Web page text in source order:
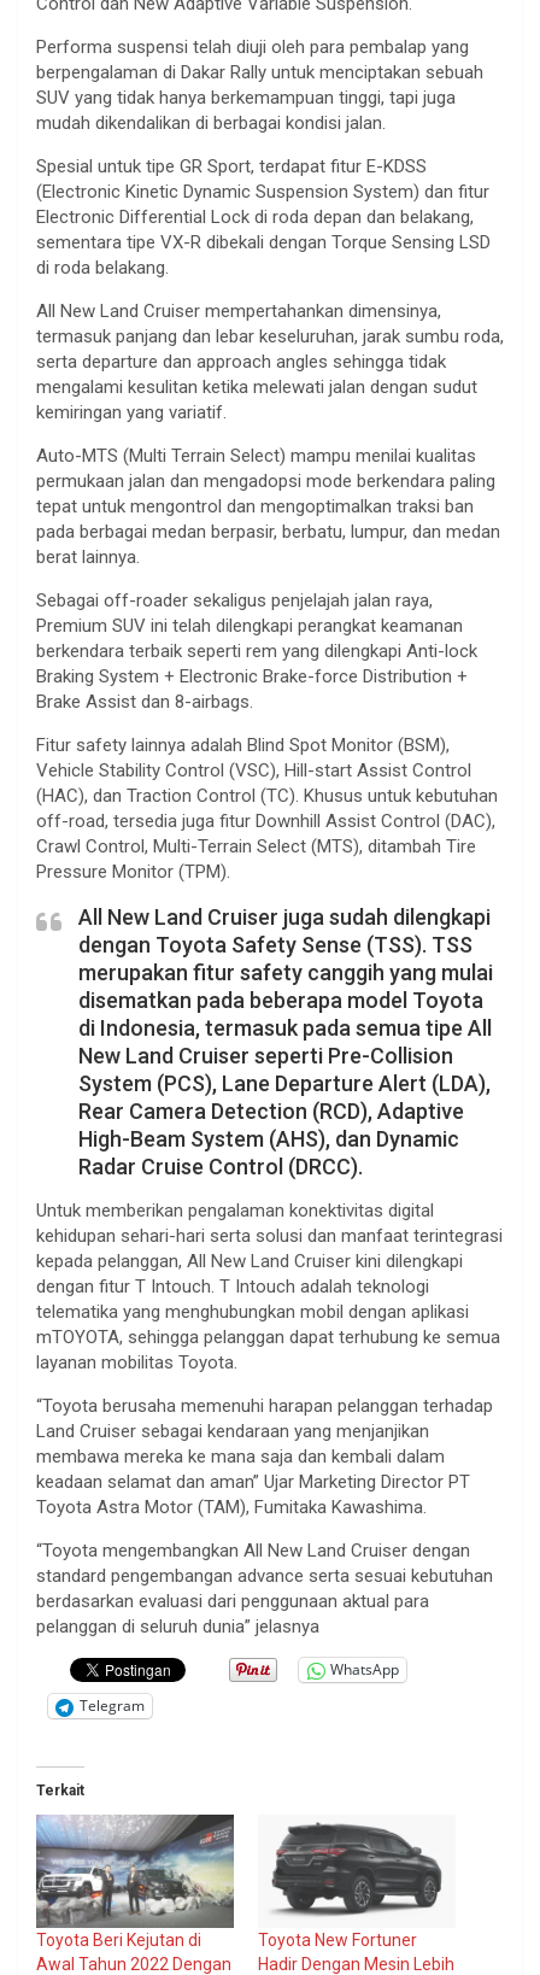
Performa suspensi telah diuji oleh para pembalap yang
berpengalaman di Dakar Rally untuk menciptakan sebuah
SUV yang tidak hanya berkemampuan tinggi, tapi juga
mudah dikendalikan di berbagai kondisi jalan.
Spesial untuk tipe GR Sport, terdapat fitur E-KDSS
(Electronic Kinetic Dynamic Suspension System) dan fitur
Electronic Differential Lock di roda depan dan belakang,
sementara tipe VX-R dibekali dengan Torque Sensing LSD
di roda belakang.
All New Land Cruiser mempertahankan dimensinya,
termasuk panjang dan lebar keseluruhan, jarak sumbu roda,
serta departure dan approach angles sehingga tidak
mengalami kesulitan ketika melewati jalan dengan sudut
kemiringan yang variatif.
Auto-MTS (Multi Terrain Select) mampu menilai kualitas
permukaan jalan dan mengadopsi mode berkendara paling
tepat untuk mengontrol dan mengoptimalkan traksi ban
pada berbagai medan berpasir, berbatu, lumpur, dan medan
berat lainnya.
Sebagai off-roader sekaligus penjelajah jalan raya,
Premium SUV ini telah dilengkapi perangkat keamanan
berkendara terbaik seperti rem yang dilengkapi Anti-lock
Braking System + Electronic Brake-force Distribution +
Brake Assist dan 8-airbags.
Fitur safety lainnya adalah Blind Spot Monitor (BSM),
Vehicle Stability Control (VSC), Hill-start Assist Control
(HAC), dan Traction Control (TC). Khusus untuk kebutuhan
off-road, tersedia juga fitur Downhill Assist Control (DAC),
Crawl Control, Multi-Terrain Select (MTS), ditambah Tire
Pressure Monitor (TPM).
All New Land Cruiser juga sudah dilengkapi
dengan Toyota Safety Sense (TSS). TSS
merupakan fitur safety canggih yang mulai
disematkan pada beberapa model Toyota
di Indonesia, termasuk pada semua tipe All
New Land Cruiser seperti Pre-Collision
System (PCS), Lane Departure Alert (LDA),
Rear Camera Detection (RCD), Adaptive
High-Beam System (AHS), dan Dynamic
Radar Cruise Control (DRCC).
Untuk memberikan pengalaman konektivitas digital
kehidupan sehari-hari serta solusi dan manfaat terintegrasi
kepada pelanggan, All New Land Cruiser kini dilengkapi
dengan fitur T Intouch. T Intouch adalah teknologi
telematika yang menghubungkan mobil dengan aplikasi
mTOYOTA, sehingga pelanggan dapat terhubung ke semua
layanan mobilitas Toyota.
“Toyota berusaha memenuhi harapan pelanggan terhadap
Land Cruiser sebagai kendaraan yang menjanjikan
membawa mereka ke mana saja dan kembali dalam
keadaan selamat dan aman” Ujar Marketing Director PT
Toyota Astra Motor (TAM), Fumitaka Kawashima.
“Toyota mengembangkan All New Land Cruiser dengan
standard pengembangan advance serta sesuai kebutuhan
berdasarkan evaluasi dari penggunaan aktual para
pelanggan di seluruh dunia” jelasnya
WhatsApp
Telegram
Terkait
Toyota Beri Kejutan di
Awal Tahun 2022 Dengan
Toyota New Fortuner
Hadir Dengan Mesin Lebih